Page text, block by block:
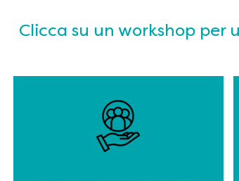
Clicca su un workshop